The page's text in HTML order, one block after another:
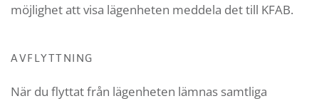
möjlighet att visa lägenheten meddela det till KFAB.
AVFLYTTNING
När du flyttat från lägenheten lämnas samtliga